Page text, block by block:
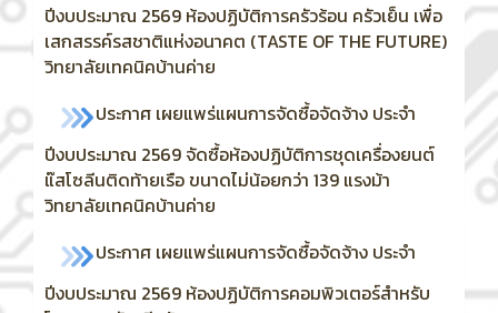
ปีงบประมาณ 2569 ห้องปฏิบัติการครัวร้อน ครัวเย็น เพื่อ
เสกสรรค์รสชาติแห่งอนาคต (TASTE OF THE FUTURE)
วิทยาลัยเทคนิคบ้านค่าย
ประกาศ เผยแพร่แผนการจัดซื้อจัดจ้าง ประจำ
ปีงบประมาณ 2569จัดซื้อห้องปฏิบัติการชุดเครื่องยนต์
แ๊สโซลีนติดท้ายเรือ ขนาดไม่น้อยกว่า 139 แรงม้า
วิทยาลัยเทคนิคบ้านค่าย
ประกาศ เผยแพร่แผนการจัดซื้อจัดจ้าง ประจำ
ปีงบประมาณ 2569 ห้องปฏิบัติการคอมพิวเตอร์สำหรับ